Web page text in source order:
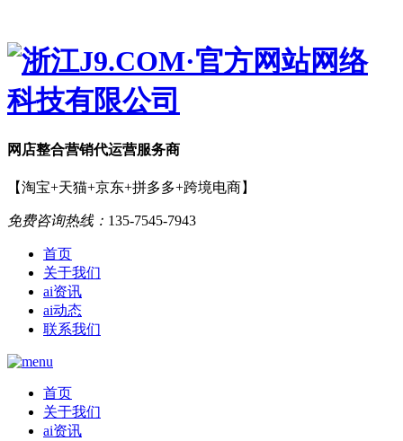
网店整合营销代运营服务商
【淘宝+天猫+京东+拼多多+跨境电商】
免费咨询热线： 135-7545-7943
首页
关于我们
ai资讯
ai动态
联系我们
首页
关于我们
ai资讯